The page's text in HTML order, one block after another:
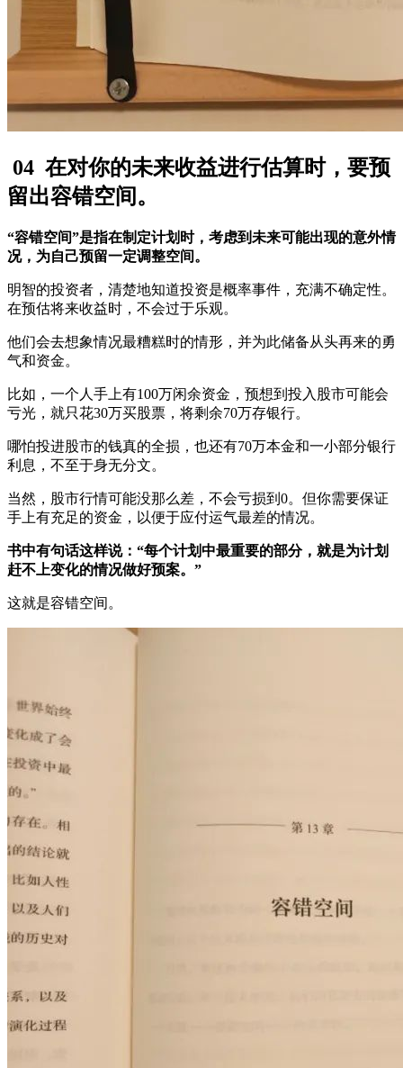
04 在对你的未来收益进行估算时，要预
留出容错空间。
“容错空间”是指在制定计划时，考虑到未来可能出现的意外情
况，为自己预留一定调整空间。
明智的投资者，清楚地知道投资是概率事件，充满不确定性。
在预估将来收益时，不会过于乐观。
他们会去想象情况最糟糕时的情形，并为此储备从头再来的勇
气和资金。
比如，一个人手上有100万闲余资金，预想到投入股市可能会
亏光，就只花30万买股票，将剩余70万存银行。
哪怕投进股市的钱真的全损，也还有70万本金和一小部分银行
利息，不至于身无分文。
当然，股市行情可能没那么差，不会亏损到0。但你需要保证
手上有充足的资金，以便于应付运气最差的情况。
书中有句话这样说：“每个计划中最重要的部分，就是为计划
赶不上变化的情况做好预案。”
这就是容错空间。